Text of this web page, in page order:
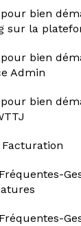
bien
sur la
pour bien
Admin
pour bien